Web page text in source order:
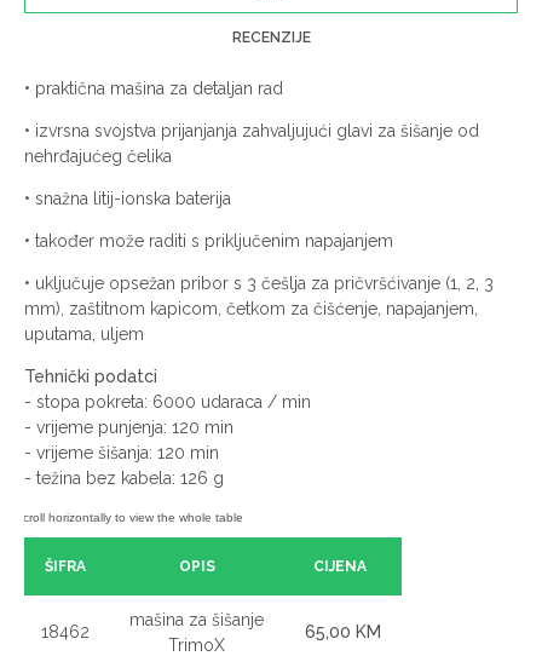
RECENZIJE
• praktična mašina za detaljan rad
• izvrsna svojstva prijanjanja zahvaljujući glavi za šišanje od
nehrđajućeg čelika
• snažna litij-ionska baterija
• također može raditi s priključenim napajanjem
• uključuje opsežan pribor s 3 češlja za pričvršćivanje (1, 2, 3
mm), zaštitnom kapicom, četkom za čišćenje, napajanjem,
uputama, uljem
Tehnički podatci
- stopa pokreta: 6000 udaraca / min
- vrijeme punjenja: 120 min
- vrijeme šišanja: 120 min
- težina bez kabela: 126 g
ŠIFRA OPIS CIJENA
18462
mašina za šišanje
TrimoX
65,00 KM